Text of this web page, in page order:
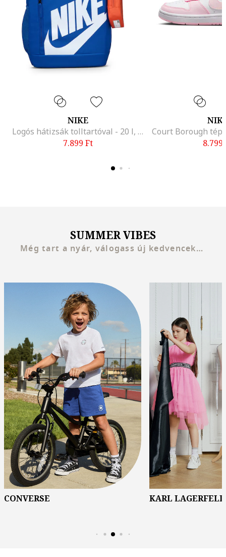
NIKE
Logós hátizsák tolltartóval - 20 l, Fehér/Királykék
7.899 Ft 8.799
SUMMER VIBES
Még tart a nyár, válogass új kedvenceket!
KARL LAGERFELD ADIDAS